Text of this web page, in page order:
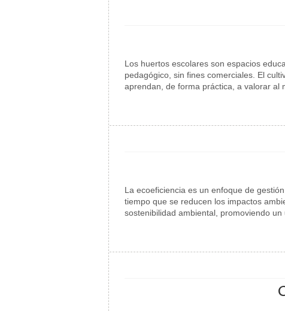
Los huertos escolares son espacios
pedagógico, sin fines comerciales. El
aprendan, de forma práctica, a valorar
La ecoeficiencia es un enfoque de
tiempo que se reducen los impactos
sostenibilidad ambiental, promoviendo